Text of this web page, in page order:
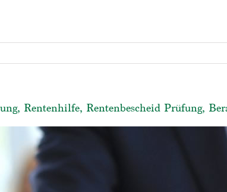
Rentenhilfe, Rentenbescheid Prüfung,